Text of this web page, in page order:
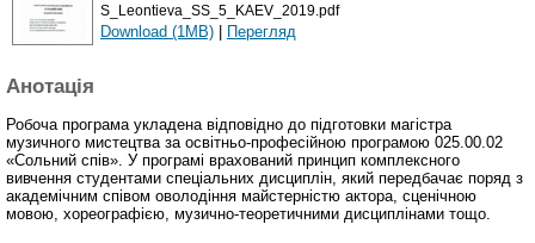
S_Leontieva_SS_5_KAEV_2019.pdf
Download (1MB) | Перегляд
Анотація
Робоча програма укладена відповідно до підготовки магістра
музичного мистецтва за освітньо-професійною програмою 025.00.02
«Сольний спів». У програмі врахований принцип комплексного
вивчення студентами спеціальних дисциплін, який передбачає поряд з
академічним співом оволодіння майстерністю актора, сценічною
мовою, хореографією, музично-теоретичними дисциплінами тощо.